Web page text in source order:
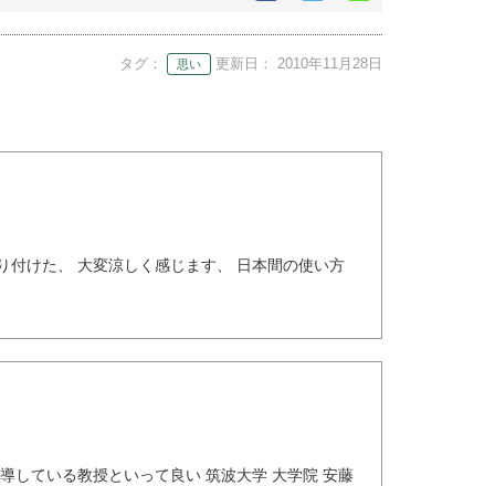
で
ア
で
ア
シ
す
タグ： 思い 更新日： 2010年11月28日
付けた、 大変涼しく感じます、 日本間の使い方
している教授といって良い 筑波大学 大学院 安藤